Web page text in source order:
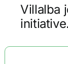
Villalba
initiative.